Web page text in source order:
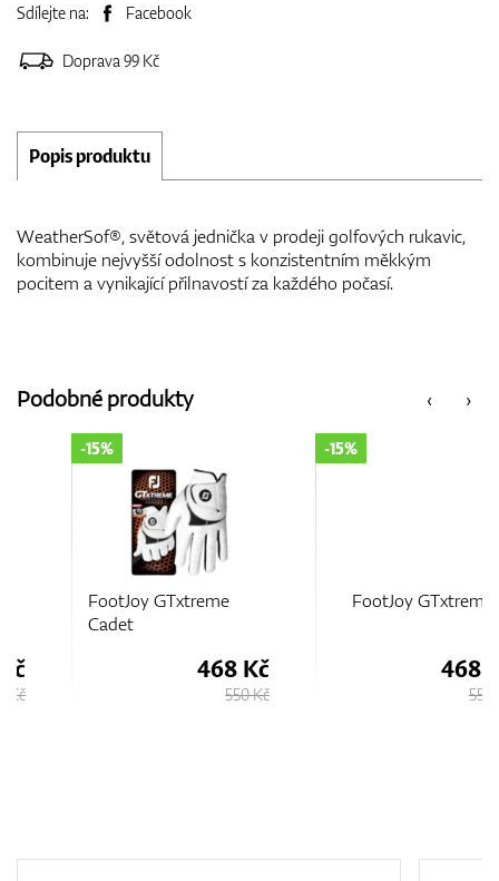
Sdílejte na: Facebook
Doprava 99 Kč
Popis produktu
WeatherSof®, světová jednička v prodeji golfových rukavic,
kombinuje nejvyšší odolnost s konzistentním měkkým
pocitem a vynikající přilnavostí za každého počasí.
‹
Podobné produkty ›
FootJoy GTxtreme
468 Kč
FootJoy GTxtreme
468 Kč